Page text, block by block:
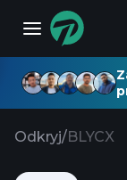
Odkryj/BLYCX